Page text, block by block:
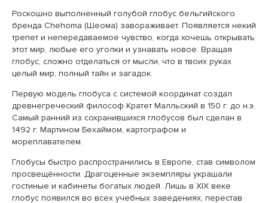
Роскошно выполненный голубой глобус бельгийского
бренда Chehoma (Шеома) завораживает. Появляется некий
трепет и непередаваемое чувство, когда хочешь открывать
этот мир, любые его уголки и узнавать новое. Вращая
глобус, сложно отделаться от мысли, что в твоих руках
целый мир, полный тайн и загадок.
Первую модель глобуса с системой координат создал
древнегреческий философ Кратет Малльский в 150 г. до н.э.
Самый ранний из сохранившихся глобусов был сделан в
1492 г. Мартином Бехаймом, картографом и
мореплавателем.
Глобусы быстро распространились в Европе, став символом
просвещённости. Драгоценные экземпляры украшали
гостиные и кабинеты богатых людей. Лишь в XIX веке
глобус появился во всех учебных заведениях, перестав